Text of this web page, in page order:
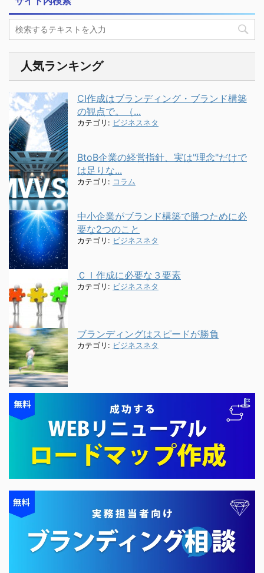
人気ランキング
CI作成はブランディング・ブランド構築
の観点で。（...
カテゴリ: ビジネスネタ
BtoB企業の経営指針、実は"理念"だけで
は足りな...
カテゴリ: コラム
中小企業がブランド構築で勝つために必
要な2つのこと
カテゴリ: ビジネスネタ
ＣＩ作成に必要な３要素
カテゴリ: ビジネスネタ
ブランディングはスピードが勝負
カテゴリ: ビジネスネタ